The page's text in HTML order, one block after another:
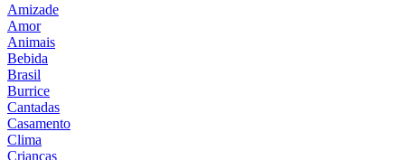
Amizade
Amor
Animais
Bebida
Brasil
Burrice
Cantadas
Casamento
Clima
Crianças